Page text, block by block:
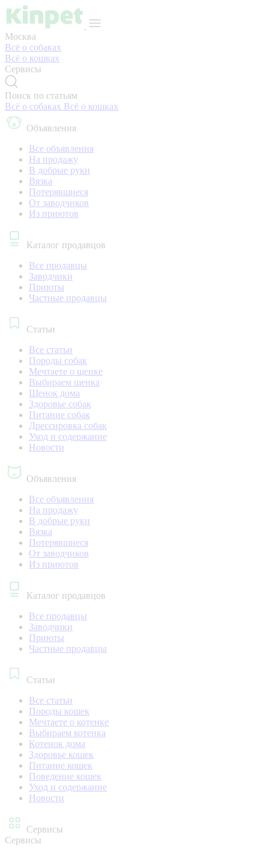
Москва
Всё о собаках
Всё о кошках
Сервисы
Поиск по статьям
Всё о собаках Всё о кошках
Объявления
Все объявления
На продажу
В добрые руки
Вязка
Потерявшиеся
От заводчиков
Из приютов
Каталог продавцов
Все продавцы
Заводчики
Приюты
Частные продавцы
Статьи
Все статьи
Породы собак
Мечтаете о щенке
Выбираем щенка
Щенок дома
Здоровье собак
Питание собак
Дрессировка собак
Уход и содержание
Новости
Объявления
Все объявления
На продажу
В добрые руки
Вязка
Потерявшиеся
От заводчиков
Из приютов
Каталог продавцов
Все продавцы
Заводчики
Приюты
Частные продавцы
Статьи
Все статьи
Породы кошек
Мечтаете о котенке
Выбираем котенка
Котенок дома
Здоровье кошек
Питание кошек
Поведение кошек
Уход и содержание
Новости
Сервисы
Сервисы